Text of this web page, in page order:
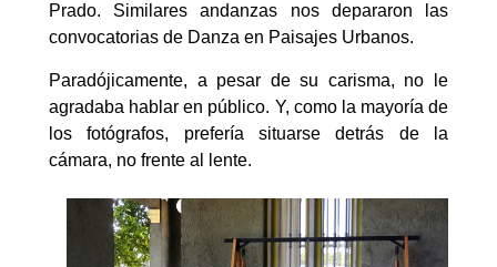
Prado. Similares andanzas nos depararon las
convocatorias de Danza en Paisajes Urbanos.
Paradójicamente, a pesar de su carisma, no le
agradaba hablar en público. Y, como la mayoría de
los fotógrafos, prefería situarse detrás de la
cámara, no frente al lente.